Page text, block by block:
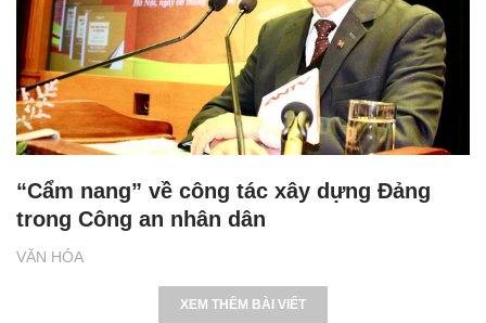
VĂN HÓA
“Cẩm nang” về công tác xây dựng Đảng
trong Công an nhân dân
XEM THÊM BÀI VIẾT